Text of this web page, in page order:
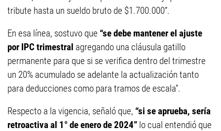
tribute hasta un sueldo bruto de $1.700.000”.
En esa línea, sostuvo que “se debe mantener el ajuste
por IPC trimestral agregando una cláusula gatillo
permanente para que si se verifica dentro del trimestre
un 20% acumulado se adelante la actualización tanto
para deducciones como para tramos de escala”.
Respecto a la vigencia, señaló que, “si se aprueba, sería
retroactiva al 1° de enero de 2024” lo cual entendió que